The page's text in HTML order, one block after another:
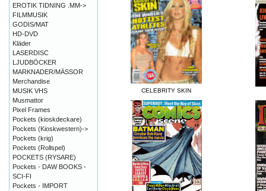
CELEBRITY SKIN
EROTIK TIDNING .MM->
FILMMUSIK
GODIS/MAT
HD-DVD
Kläder
LASERDISC
LJUDBÖCKER
MARKNADER/MÄSSOR
Merchandise
MUSIK VHS
Musmattor
Pixel Frames
Pockets (kioskdeckare)
Pockets (Kioskwestern)->
Pockets (krig)
Pockets (Rollspel)
POCKETS (RYSARE)
Pockets - DAW BOOKS -
SCI-FI
Pockets - IMPORT